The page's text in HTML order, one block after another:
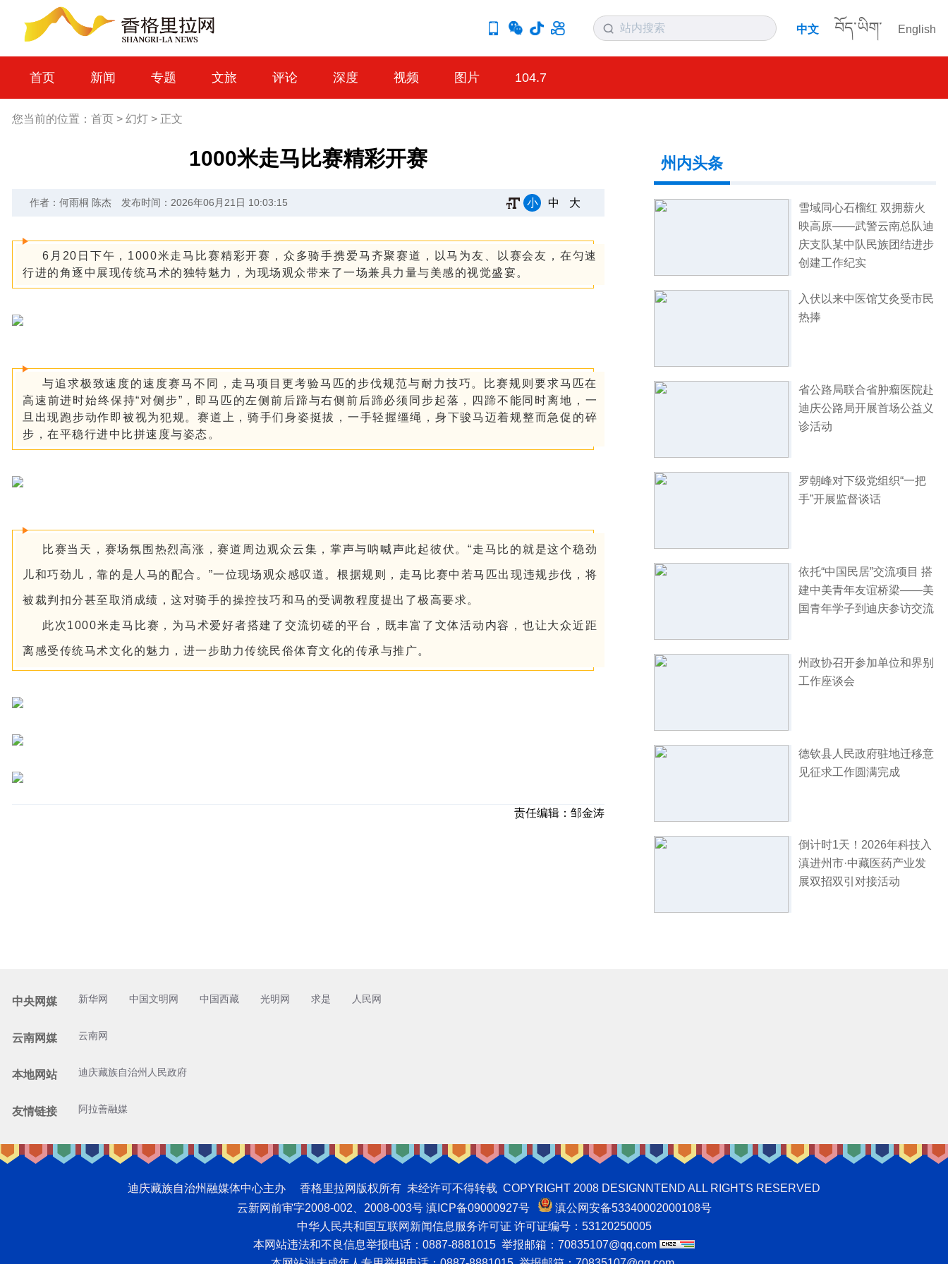
中文 བོད་ཡིག་ English
首页 新闻 专题 文旅 评论 深度 视频 图片 104.7
您当前的位置： 首页 > 幻灯 > 正文
1000米走马比赛精彩开赛
作者：何雨桐 陈杰 发布时间：2026年06月21日 10:03:15 小 中 大
6月20日下午，1000米走马比赛精彩开赛，众多骑手携爱马齐聚赛道，以马为友、以赛会友，在匀速
行进的角逐中展现传统马术的独特魅力，为现场观众带来了一场兼具力量与美感的视觉盛宴。
与追求极致速度的速度赛马不同，走马项目更考验马匹的步伐规范与耐力技巧。比赛规则要求马匹在
高速前进时始终保持“对侧步”，即马匹的左侧前后蹄与右侧前后蹄必须同步起落，四蹄不能同时离地，一
旦出现跑步动作即被视为犯规。赛道上，骑手们身姿挺拔，一手轻握缰绳，身下骏马迈着规整而急促的碎
步，在平稳行进中比拼速度与姿态。
比赛当天，赛场氛围热烈高涨，赛道周边观众云集，掌声与呐喊声此起彼伏。“走马比的就是这个稳劲
儿和巧劲儿，靠的是人马的配合。”一位现场观众感叹道。根据规则，走马比赛中若马匹出现违规步伐，将
被裁判扣分甚至取消成绩，这对骑手的操控技巧和马的受调教程度提出了极高要求。
此次1000米走马比赛，为马术爱好者搭建了交流切磋的平台，既丰富了文体活动内容，也让大众近距
离感受传统马术文化的魅力，进一步助力传统民俗体育文化的传承与推广。
责任编辑： 邹金涛
州内头条
雪域同心石榴红 双拥薪火
映高原——武警云南总队迪
庆支队某中队民族团结进步
创建工作纪实
入伏以来中医馆艾灸受市民
热捧
省公路局联合省肿瘤医院赴
迪庆公路局开展首场公益义
诊活动
罗朝峰对下级党组织“一把
手”开展监督谈话
依托“中国民居”交流项目 搭
建中美青年友谊桥梁——美
国青年学子到迪庆参访交流
州政协召开参加单位和界别
工作座谈会
德钦县人民政府驻地迁移意
见征求工作圆满完成
倒计时1天！2026年科技入
滇进州市·中藏医药产业发
展双招双引对接活动
中央网媒 新华网 中国文明网 中国西藏 光明网 求是 人民网
云南网媒 云南网
本地网站 迪庆藏族自治州人民政府
友情链接 阿拉善融媒
迪庆藏族自治州融媒体中心主办 香格里拉网版权所有 未经许可不得转载 COPYRIGHT 2008 DESIGNNTEND ALL RIGHTS RESERVED
云新网前审字2008-002、2008-003号 滇ICP备09000927号
滇公网安备53340002000108号
中华人民共和国互联网新闻信息服务许可证 许可证编号：53120250005
本网站违法和不良信息举报电话：0887-8881015 举报邮箱：70835107@qq.com